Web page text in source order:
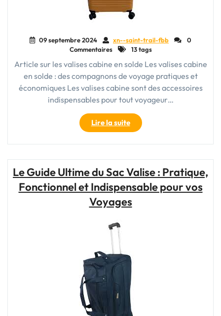
09 septembre 2024 xn--saint-trail-fbb
0
Commentaires
13 tags
Article sur les valises cabine en solde Les valises cabine
en solde : des compagnons de voyage pratiques et
économiques Les valises cabine sont des accessoires
indispensables pour tout voyageur…
Lire la suite"Promotions
exceptionnelles
sur
cabine
en
solde
:
!"
Le Guide Ultime du Sac Valise : Pratique,
Fonctionnel et Indispensable pour vos
Voyages